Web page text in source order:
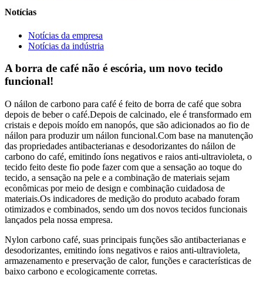
Notícias
Notícias da empresa
Notícias da indústria
A borra de café não é escória, um novo tecido
funcional!
O náilon de carbono para café é feito de borra de café que sobra
depois de beber o café.Depois de calcinado, ele é transformado em
cristais e depois moído em nanopós, que são adicionados ao fio de
náilon para produzir um náilon funcional.Com base na manutenção
das propriedades antibacterianas e desodorizantes do náilon de
carbono do café, emitindo íons negativos e raios anti-ultravioleta, o
tecido feito deste fio pode fazer com que a sensação ao toque do
tecido, a sensação na pele e a combinação de materiais sejam
econômicas por meio de design e combinação cuidadosa de
materiais.Os indicadores de medição do produto acabado foram
otimizados e combinados, sendo um dos novos tecidos funcionais
lançados pela nossa empresa.
Nylon carbono café, suas principais funções são antibacterianas e
desodorizantes, emitindo íons negativos e raios anti-ultravioleta,
armazenamento e preservação de calor, funções e características de
baixo carbono e ecologicamente corretas.